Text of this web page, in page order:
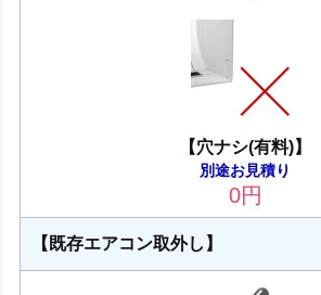
【穴ナシ(有料)】
別途お見積り
0円
【既存エアコン取外し】